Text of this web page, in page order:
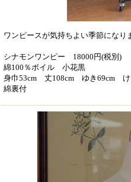
ワンピースが気持ちよい季節になり
シナモンワンピー 18000円(税別)
綿100％ボイル 小花黒
身巾53cm 丈108cm ゆき69cm け
綿裏付